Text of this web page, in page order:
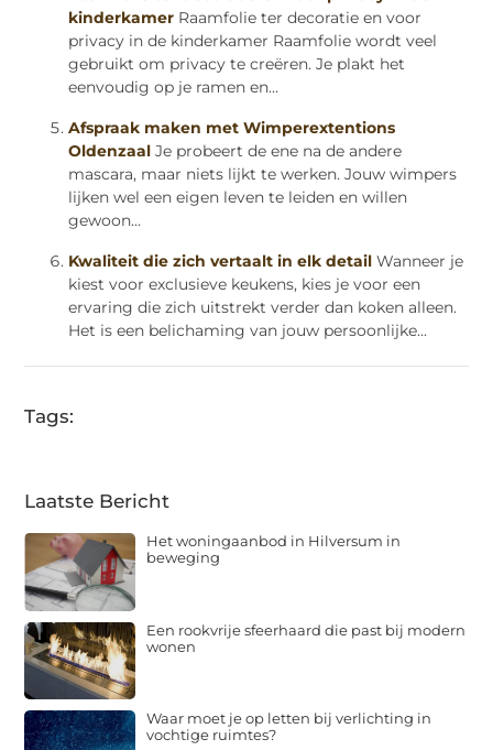
kinderkamer Raamfolie ter decoratie en voor
privacy in de kinderkamer Raamfolie wordt veel
gebruikt om privacy te creëren. Je plakt het
eenvoudig op je ramen en...
Afspraak maken met Wimperextentions
Oldenzaal Je probeert de ene na de andere
mascara, maar niets lijkt te werken. Jouw wimpers
lijken wel een eigen leven te leiden en willen
gewoon...
Kwaliteit die zich vertaalt in elk detail Wanneer je
kiest voor exclusieve keukens, kies je voor een
ervaring die zich uitstrekt verder dan koken alleen.
Het is een belichaming van jouw persoonlijke...
Tags:
Laatste Bericht
Het woningaanbod in Hilversum in
beweging
Een rookvrije sfeerhaard die past bij modern
wonen
Waar moet je op letten bij verlichting in
vochtige ruimtes?